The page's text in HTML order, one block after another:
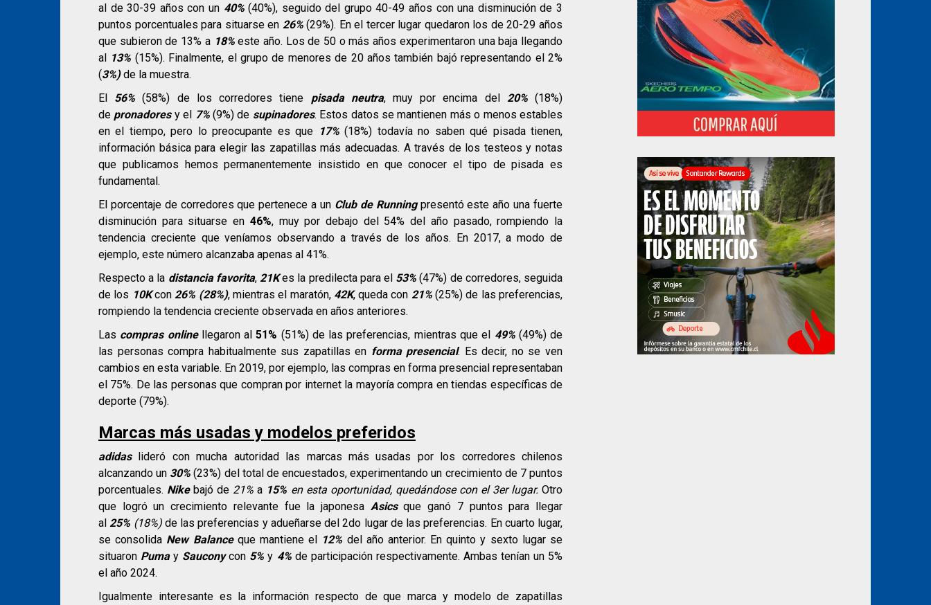
al de 30-39 años con un 40%(40%), seguido del grupo 40-49 años con una disminución de 3
puntos porcentuales para situarse en 26%(29%). En el tercer lugar quedaron los de 20-29 años
que subieron de 13% a 18%este año. Los de 50 o más años experimentaron una baja llegando
al 13% (15%). Finalmente, el grupo de menores de 20 años también bajó representando el 2%
(3%)de la muestra.
El 56% (58%) de los corredores tiene pisada neutra, muy por encima del 20%(18%)
de pronadoresy el 7%(9%) de supinadores. Estos datos se mantienen más o menos estables
en el tiempo, pero lo preocupante es que 17%(18%) todavía no saben qué pisada tienen,
información básica para elegir las zapatillas más adecuadas. A través de los testeos y notas
que publicamos hemos permanentemente insistido en que conocer el tipo de pisada es
fundamental.
El porcentaje de corredores que pertenece a un Club de Runningpresentó este año una fuerte
disminución para situarse en 46%, muy por debajo del 54% del año pasado, rompiendo la
tendencia creciente que veníamos observando a través de los años. En 2017, a modo de
ejemplo, este número alcanzaba apenas al 41%.
Respecto a la distancia favorita, 21Kes la predilecta para el 53% (47%) de corredores, seguida
de los 10Kcon 26% (28%), mientras el maratón, 42K, queda con 21%(25%) de las preferencias,
rompiendo la tendencia creciente observada en años anteriores.
Las compras onlinellegaron al51% (51%) de las preferencias, mientras que el 49%(49%) de
las personas compra habitualmente sus zapatillas en forma presencial. Es decir, no se ven
cambios en esta variable. En 2019, por ejemplo, las compras en forma presencial representaban
el 75%. De las personas que compran por internet la mayoría compra en tiendas específicas de
deporte (79%).
Marcas más usadas y modelos preferidos
adidaslideró con mucha autoridad las marcas más usadas por los corredores chilenos
alcanzando un 30% (23%) del total de encuestados, experimentando un crecimiento de 7 puntos
porcentuales. Nikebajó de 21% a 15% en esta oportunidad, quedándose con el 3er lugar.Otro
que logró un crecimiento relevante fue la japonesa Asicsque ganó 7 puntos para llegar
al 25% (18%)de las preferencias y adueñarse del 2do lugar de las preferencias. En cuarto lugar,
se consolida New Balanceque mantiene el 12% del año anterior. En quinto y sexto lugar se
situaron Pumay Sauconycon 5% y 4%de participación respectivamente. Ambas tenían un 5%
el año 2024.
Igualmente interesante es la información respecto de que marca y modelo de zapatillas